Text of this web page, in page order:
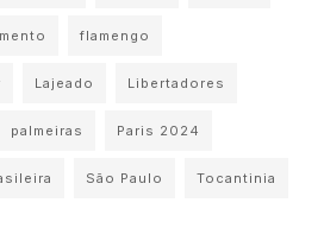
flamengo
Lajeado Libertadores
palmeiras Paris 2024
São Paulo Tocantinia